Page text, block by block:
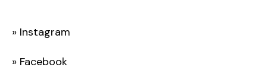
» Instagram
» Facebook